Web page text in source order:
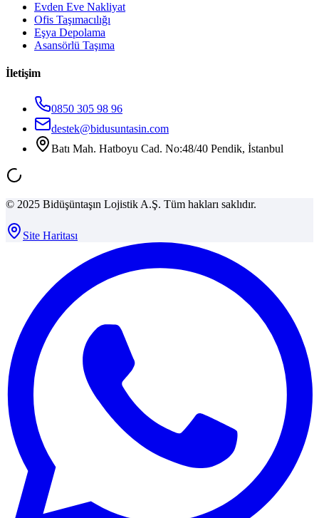
Evden Eve Nakliyat
Ofis Taşımacılığı
Eşya Depolama
Asansörlü Taşıma
İletişim
0850 305 98 96
destek@bidusuntasin.com
Batı Mah. Hatboyu Cad. No:48/40 Pendik, İstanbul
© 2025 Bidüşüntaşın Lojistik A.Ş. Tüm hakları saklıdır.
Site Haritası